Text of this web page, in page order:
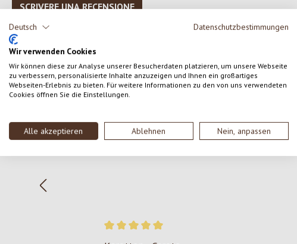
Deutsch Datenschutzbestimmungen
Wir verwenden Cookies
Wir können diese zur Analyse unserer Besucherdaten platzieren, um unsere Webseite
zu verbessern, personalisierte Inhalte anzuzeigen und Ihnen ein großartiges
Webseiten-Erlebnis zu bieten. Für weitere Informationen zu den von uns verwendeten
Cookies öffnen Sie die Einstellungen.
Alle akzeptieren Ablehnen Nein, anpassen
SCRIVERE UNA RECENSIONE
Salta la galleria dei prodotti
Valutazione media di 5 su 5 stelle